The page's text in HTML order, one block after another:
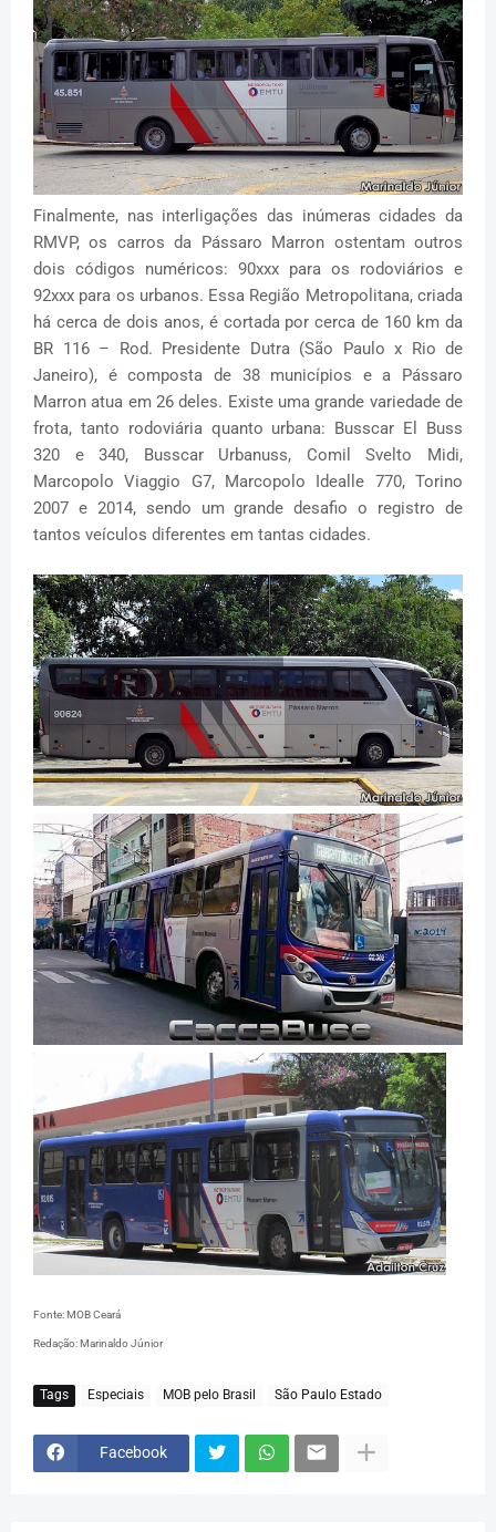
Finalmente, nas interligações das inúmeras cidades da
RMVP, os carros da Pássaro Marron ostentam outros
dois códigos numéricos: 90xxx para os rodoviários e
92xxx para os urbanos. Essa Região Metropolitana, criada
há cerca de dois anos, é cortada por cerca de 160 km da
BR 116 – Rod. Presidente Dutra (São Paulo x Rio de
Janeiro), é composta de 38 municípios e a Pássaro
Marron atua em 26 deles. Existe uma grande variedade de
frota, tanto rodoviária quanto urbana: Busscar El Buss
320 e 340, Busscar Urbanuss, Comil Svelto Midi,
Marcopolo Viaggio G7, Marcopolo Idealle 770, Torino
2007 e 2014, sendo um grande desafio o registro de
tantos veículos diferentes em tantas cidades.
Fonte: MOB Ceará
Redação: Marinaldo Júnior
Tags Especiais MOB pelo Brasil São Paulo Estado
Facebook